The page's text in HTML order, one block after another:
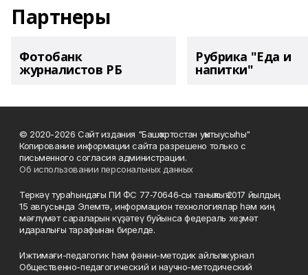
Партнеры
Фотобанк
журналистов РБ
Рубрика "Еда и
напитки"
© 2020-2026 Сайт издания "Башҡортостан уҡытыусыһы"
Копирование информации сайта разрешено только с
письменного согласия администрации.
Об использовании персональных данных
Теркәү тураһындағы ПИ ФС 77‑70646‑сы таныҡлыҡ 2017 йылдың
15 авгусында Элемтә, информацион технологиялар һәм киң
мәғлүмәт сараларын күҙәтеү буйынса федераль хеҙмәт
идаралығы тарафынан бирелде.
Ижтимағи-педагогик һәм фәнни-методик айлыҡ журнал
Общественно-педагогический и научно-методический